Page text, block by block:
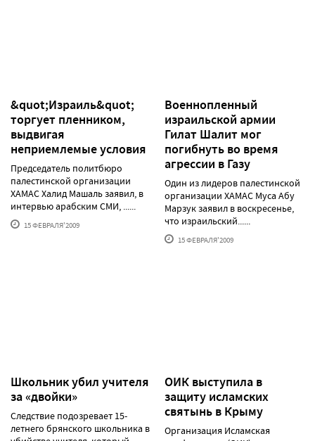
&quot;Израиль&quot;
торгует пленником,
выдвигая
неприемлемые условия
Председатель политбюро
палестинской организации
ХАМАС Халид Машаль заявил, в
интервью арабским СМИ, ......
15 ФЕВРАЛЯ'2009
Военнопленный
израильской армии
Гилат Шалит мог
погибнуть во время
агрессии в Газу
Один из лидеров палестинской
организации ХАМАС Муса Абу
Марзук заявил в воскресенье,
что израильский......
15 ФЕВРАЛЯ'2009
Школьник убил учителя
за «двойки»
Следствие подозревает 15-
летнего брянского школьника в
ОИК выступила в
защиту исламских
святынь в Крыму
Организация Исламская